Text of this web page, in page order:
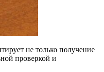
не только получение
проверкой и